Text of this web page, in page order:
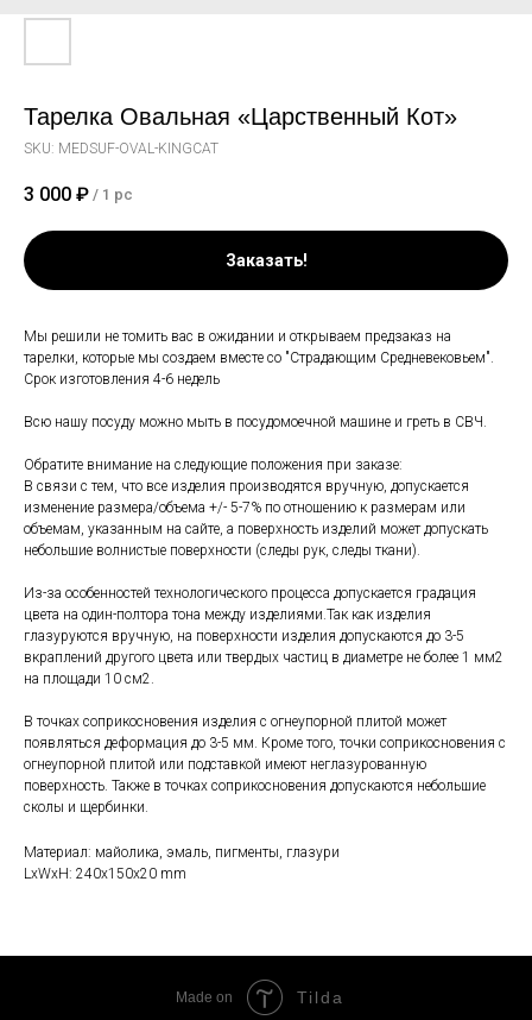
Тарелка Овальная «Царственный Кот»
SKU: MEDSUF-OVAL-KINGCAT
3 000 ₽ / 1 pc
Заказать!
Мы решили не томить вас в ожидании и открываем предзаказ на
тарелки, которые мы создаем вместе со "Страдающим Средневековьем".
Срок изготовления 4-6 недель
Всю нашу посуду можно мыть в посудомоечной машине и греть в СВЧ.
Обратите внимание на следующие положения при заказе:
В связи с тем, что все изделия производятся вручную, допускается
изменение размера/объема +/- 5-7% по отношению к размерам или
объемам, указанным на сайте, а поверхность изделий может допускать
небольшие волнистые поверхности (следы рук, следы ткани).
Из-за особенностей технологического процесса допускается градация
цвета на один-полтора тона между изделиями.Так как изделия
глазуруются вручную, на поверхности изделия допускаются до 3-5
вкраплений другого цвета или твердых частиц в диаметре не более 1 мм2
на площади 10 см2.
В точках соприкосновения изделия с огнеупорной плитой может
появляться деформация до 3-5 мм. Кроме того, точки соприкосновения с
огнеупорной плитой или подставкой имеют неглазурованную
поверхность. Также в точках соприкосновения допускаются небольшие
сколы и щербинки.
Материал: майолика, эмаль, пигменты, глазури
LxWxH: 240x150x20 mm
Made on Tilda